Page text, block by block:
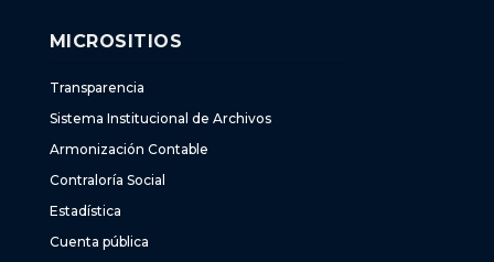
MICROSITIOS
Transparencia
Sistema Institucional de Archivos
Armonización Contable
Contraloría Social
Estadística
Cuenta pública